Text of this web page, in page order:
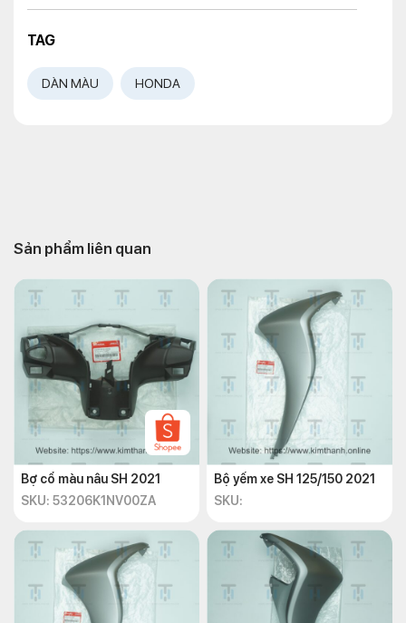
TAG
DÀN MÀU HONDA
Sản phẩm liên quan
Bợ cổ màu nâu SH 2021
SKU: 53206K1NV00ZA
Bộ yếm xe SH 125/150 2021
SKU: